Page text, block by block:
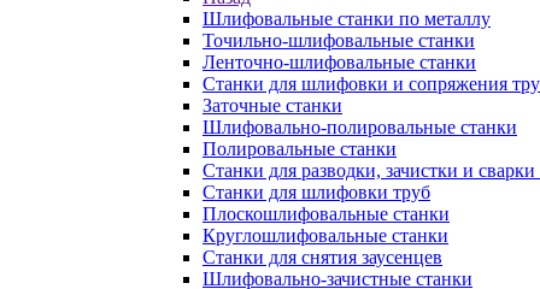
Шлифовальные станки по металлу
Точильно-шлифовальные станки
Ленточно-шлифовальные станки
Станки для шлифовки и сопряжения
Заточные станки
Шлифовально-полировальные станки
Полировальные станки
Станки для разводки, зачистки и сварки
Станки для шлифовки труб
Плоскошлифовальные станки
Круглошлифовальные станки
Станки для снятия заусенцев
Шлифовально-зачистные станки